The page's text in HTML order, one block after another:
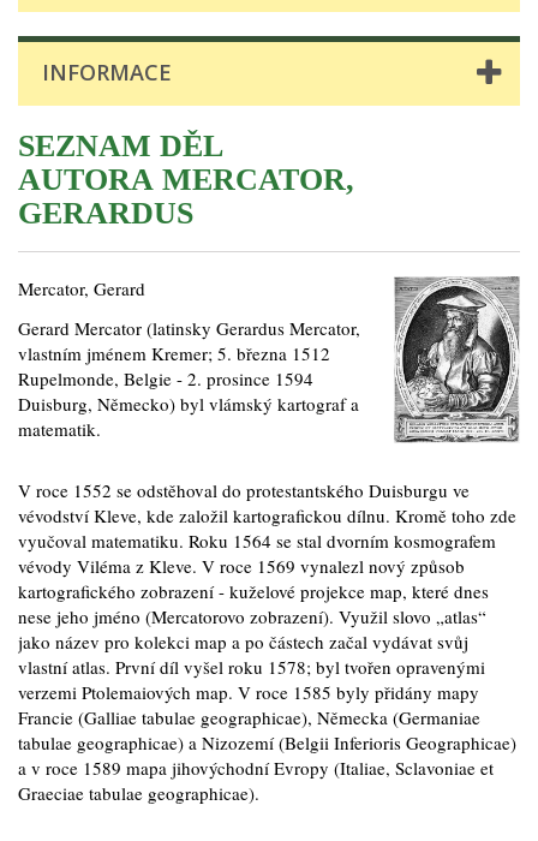
INFORMACE
SEZNAM DĚL
AUTORA MERCATOR,
GERARDUS
Mercator, Gerard
Gerard Mercator (latinsky Gerardus Mercator,
vlastním jménem Kremer; 5. března 1512
Rupelmonde, Belgie - 2. prosince 1594
Duisburg, Německo) byl vlámský kartograf a
matematik.
V roce 1552 se odstěhoval do protestantského Duisburgu ve
vévodství Kleve, kde založil kartografickou dílnu. Kromě toho zde
vyučoval matematiku. Roku 1564 se stal dvorním kosmografem
vévody Viléma z Kleve. V roce 1569 vynalezl nový způsob
kartografického zobrazení - kuželové projekce map, které dnes
nese jeho jméno (Mercatorovo zobrazení). Využil slovo „atlas“
jako název pro kolekci map a po částech začal vydávat svůj
vlastní atlas. První díl vyšel roku 1578; byl tvořen opravenými
verzemi Ptolemaiových map. V roce 1585 byly přidány mapy
Francie (Galliae tabulae geographicae), Německa (Germaniae
tabulae geographicae) a Nizozemí (Belgii Inferioris Geographicae)
a v roce 1589 mapa jihovýchodní Evropy (Italiae, Sclavoniae et
Graeciae tabulae geographicae).